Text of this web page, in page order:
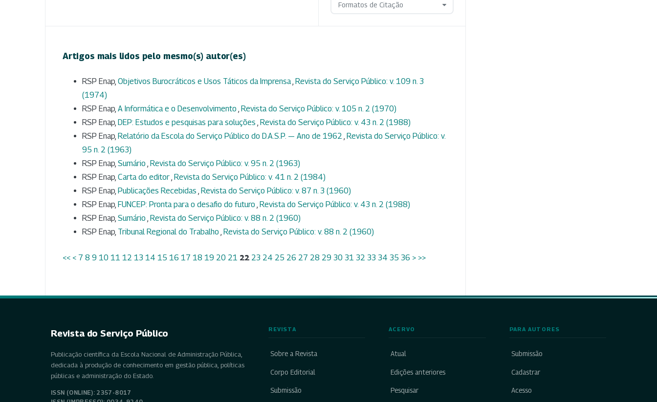
Formatos de Citação
Artigos mais lidos pelo mesmo(s) autor(es)
RSP Enap, Objetivos Burocráticos e Usos Táticos da Imprensa Revista do Serviço Público: v. 109 n. 3
(1974)
RSP Enap, A Informática e o Desenvolvimento Revista do Serviço Público: v. 105 n. 2 (1970)
RSP Enap, DEP: Estudos e pesquisas para soluções Revista do Serviço Público: v. 43 n. 2 (1988)
RSP Enap, Relatório da Escola do Serviço Público do D.A.S.P. — Ano de 1962 Revista do Serviço Público: v.
95 n. 2 (1963)
RSP Enap, Sumário Revista do Serviço Público: v. 95 n. 2 (1963)
RSP Enap, Carta do editor Revista do Serviço Público: v. 41 n. 2 (1984)
RSP Enap, Publicações Recebidas Revista do Serviço Público: v. 87 n. 3 (1960)
RSP Enap, FUNCEP: Pronta para o desafio do futuro Revista do Serviço Público: v. 43 n. 2 (1988)
RSP Enap, Sumário Revista do Serviço Público: v. 88 n. 2 (1960)
RSP Enap, Tribunal Regional do Trabalho Revista do Serviço Público: v. 88 n. 2 (1960)
<< < 7 8 9 10 11 12 13 14 15 16 17 18 19 20 21 22 23 24 25 26 27 28 29 30 31 32 33 34 35 36 > >>
Revista do Serviço Público
Publicação científica da Escola Nacional de Administração Pública,
dedicada à produção de conhecimento em gestão pública, políticas
públicas e administração do Estado.
ISSN (ONLINE): 2357-8017
REVISTA
Sobre a Revista
Corpo Editorial
Submissão
ACERVO
Atual
Edições anteriores
Pesquisar
PARA AUTORES
Submissão
Cadastrar
Acesso